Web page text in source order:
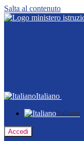
Salta al contenuto
Italiano
Italiano
Accedi